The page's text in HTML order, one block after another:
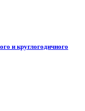
и круглогодичного